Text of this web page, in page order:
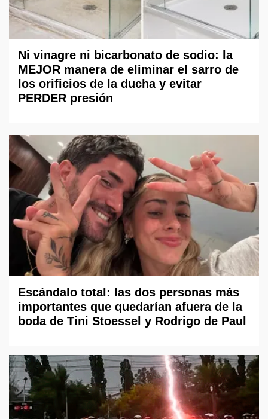
Ni vinagre ni bicarbonato de sodio: la
MEJOR manera de eliminar el sarro de
los orificios de la ducha y evitar
PERDER presión
Escándalo total: las dos personas más
importantes que quedarían afuera de la
boda de Tini Stoessel y Rodrigo de Paul